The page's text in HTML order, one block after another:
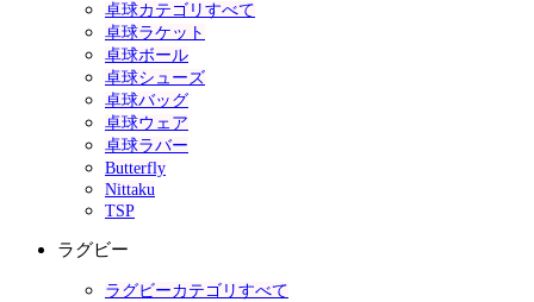
卓球カテゴリすべて
卓球ラケット
卓球ボール
卓球シューズ
卓球バッグ
卓球ウェア
卓球ラバー
Butterfly
Nittaku
TSP
ラグビー
ラグビーカテゴリすべて